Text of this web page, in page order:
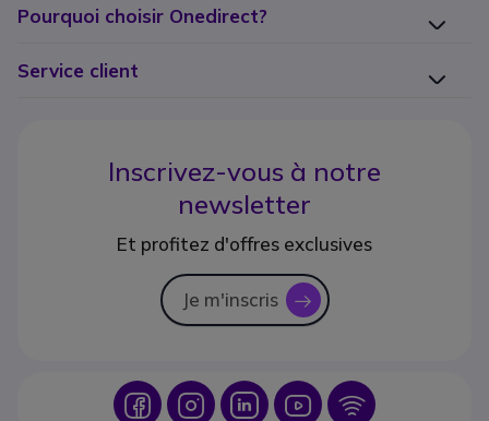
Pourquoi choisir Onedirect?
Service client
Inscrivez-vous à notre
newsletter
Et profitez d'offres exclusives
Je m'inscris icon
Icon IconIcon Icon Icon